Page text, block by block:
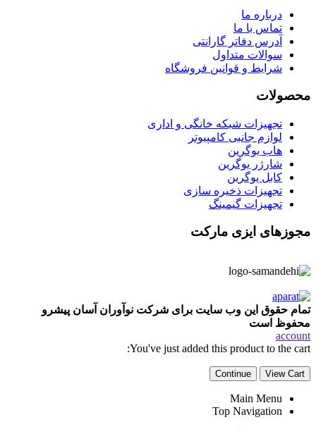
درباره ما
تماس با ما
آدرس دفاتر گارانتی
سوالات متداول
شرایط و قوانین فروشگاه
محصولات
تجهیزات شبکه خانگی و اداری
لوازم جانبی کامپیوتر
هاب یوگرین
شارژر یوگرین
کابل یوگرین
تجهیزات ذخیره سازی
تجهیزات گیمینگ
مجوزهای ایزی مارکت
تمام حقوق این وب سایت برای شرکت نوآوران آسان پیشرو
محفوظ است
account
You've just added this product to the cart:
View Cart
Continue
Main Menu
Top Navigation